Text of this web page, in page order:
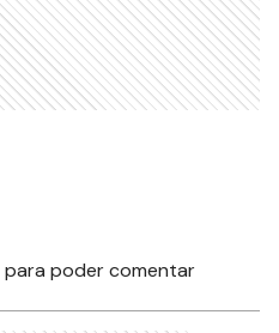
para poder comentar